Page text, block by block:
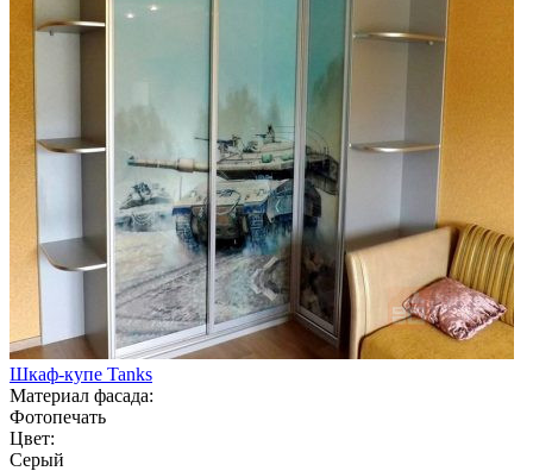
Шкаф-купе Tanks
Материал фасада:
Фотопечать
Цвет:
Серый